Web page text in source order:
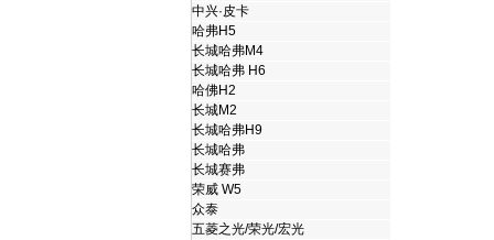
中兴·皮卡
哈弗H5
长城哈弗M4
长城哈弗 H6
哈佛H2
长城M2
长城哈弗H9
长城哈弗
长城赛弗
荣威 W5
众泰
五菱之光/荣光/宏光